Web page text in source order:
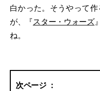
白かった。そうやって
が、『スター・ウォーズ
ね。